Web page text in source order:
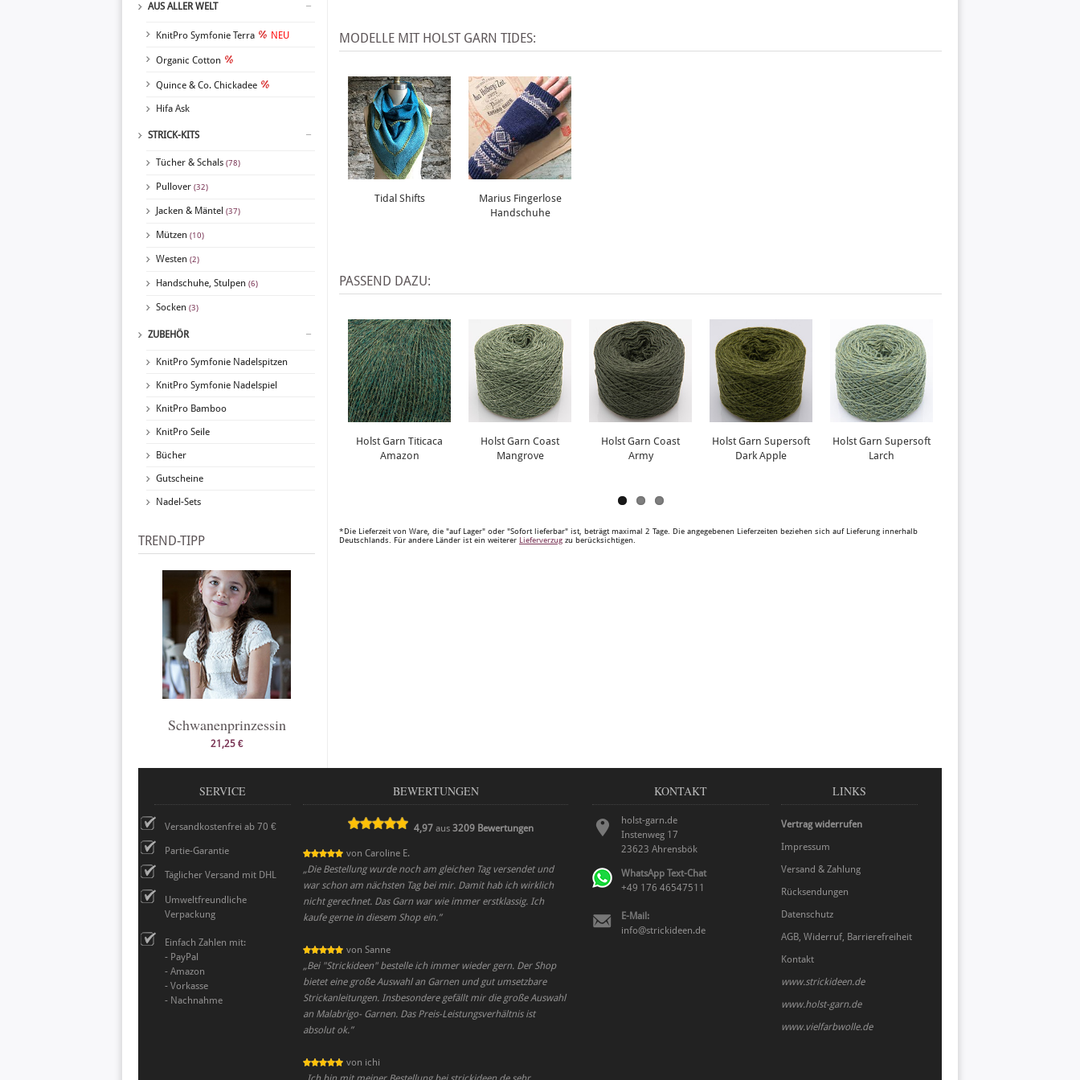
AUS ALLER WELT
KnitPro Symfonie Terra NEU
Organic Cotton
Quince & Co. Chickadee
Hifa Ask
STRICK-KITS
Tücher & Schals (78)
Pullover (32)
Jacken & Mäntel (37)
Mützen (10)
Westen (2)
Handschuhe, Stulpen (6)
Socken (3)
ZUBEHÖR
KnitPro Symfonie Nadelspitzen
KnitPro Symfonie Nadelspiel
KnitPro Bamboo
KnitPro Seile
Bücher
Gutscheine
Nadel-Sets
TREND-TIPP
Schwanenprinzessin
21,25 €
MODELLE MIT HOLST GARN TIDES:
Tidal Shifts
Marius Fingerlose
Handschuhe
PASSEND DAZU:
Holst Garn Titicaca
Amazon
Holst Garn Coast
Mangrove
Holst Garn Coast
Army
Holst Garn Supersoft
Dark Apple
Holst Garn Supersoft
Larch
*Die Lieferzeit von Ware, die "auf Lager" oder "Sofort lieferbar" ist, beträgt maximal 2 Tage. Die angegebenen Lieferzeiten beziehen sich auf Lieferung innerhalb
Deutschlands. Für andere Länder ist ein weiterer Lieferverzug zu berücksichtigen.
SERVICE
Versandkostenfrei ab 70 €
Partie-Garantie
Täglicher Versand mit DHL
Umweltfreundliche
Verpackung
Einfach Zahlen mit:
- PayPal
- Amazon
- Vorkasse
- Nachnahme
BEWERTUNGEN
4,97 aus3209 Bewertungen
von Caroline E.
„Die Bestellung wurde noch am gleichen Tag versendet und
war schon am nächsten Tag bei mir. Damit hab ich wirklich
nicht gerechnet. Das Garn war wie immer erstklassig. Ich
kaufe gerne in diesem Shop ein.”
von Sanne
„Bei "Strickideen" bestelle ich immer wieder gern. Der Shop
bietet eine große Auswahl an Garnen und gut umsetzbare
Strickanleitungen. Insbesondere gefällt mir die große Auswahl
an Malabrigo- Garnen. Das Preis-Leistungsverhältnis ist
absolut ok.”
von ichi
KONTAKT
holst-garn.de
Instenweg 17
23623 Ahrensbök
WhatsApp Text-Chat
+49 176 46547511
E-Mail:
info@strickideen.de
LINKS
Vertrag widerrufen
Impressum
Versand & Zahlung
Rücksendungen
Datenschutz
AGB, Widerruf, Barrierefreiheit
Kontakt
www.strickideen.de
www.holst-garn.de
www.vielfarbwolle.de